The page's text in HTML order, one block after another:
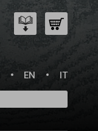
EN IT